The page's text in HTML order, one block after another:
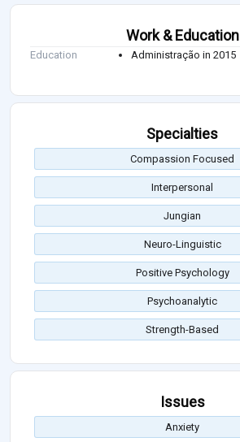
Work & Education
Education Administração in 2015
Specialties
Compassion Focused
Interpersonal
Jungian
Neuro-Linguistic
Positive Psychology
Psychoanalytic
Strength-Based
Issues
Anxiety